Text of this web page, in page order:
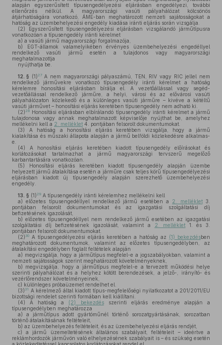
alapján egyszerűsített típusengedélyezési eljárásban engedélyezi, további
ellenőrzés nélkül. A magyarországi vasúti pályahálózat kölcsönös
átjárhatóságára vonatkozó, ÁME-ban meghatározott nemzeti sajátosságokat a
hatóság az üzembehelyezési engedély kiadása iránti eljárás során vizsgálja.
(2) Egyszerűsített típusengedélyezési eljárásban vizsgálandó járműtípusra
vonatkozóan a típusengedély iránti kérelmet
a) a vasúti jármű magyarországi forgalmazója,
b) EGT-államok valamelyikében érvényes üzembehelyezési engedéllyel
rendelkező vasúti jármű esetén a tulajdonos vagy magyarországi
meghatalmazottja
nyújthatja be.
12. § (1) 27A nem magyarországi pályaszámú, TEN, RIV vagy RIC jellel nem
rendelkező járművekre vonatkozó típusengedély iránti kérelmet a hatóság
kérelemre honosítási eljárásban bírálja el. A vezetőállással vagy segéd-
vezetőállással rendelkező járműre, a helyi, városi és az elővárosi vasúti
pályahálózaton közlekedő és a különleges vasúti járműre – kivéve a kétéltű
vasúti járművet – honosítási eljárás keretében típusengedély nem adható ki.
(2) 28 Honosítási eljárásban elbírálandó típusengedély iránti kérelmet a jármű
tulajdonosa vagy annak meghatalmazott képviselője nyújthat be, amelyhez
mellékelni kell a 2. melléklet 4. pontjában felsorolt dokumentumokat.
(3) A hatóság a honosítási eljárás keretében vizsgálja, hogy a jármű
kialakítása és műszaki állapota alapján a jármű belföldi közlekedésre alkalmas-
e.
(4) A honosítási eljárás keretében kiadott típusengedély előírásokat és
korlátozásokat tartalmazhat a jármű magyarországi tervszerű megelőző
karbantartására vonatkozóan.
(5) Honosítási eljárás keretében kiadott típusengedély alapján üzembe
helyezett jármű átalakítása esetén a járműre csak teljes körű típusengedélyezési
eljárásban kiadott új típusengedély alapján szerezhető üzembehelyezési
engedély.
13. § (1) 29 A típusengedély iránti kérelemhez mellékelni kell
a) előzetes típusengedéllyel rendelkező jármű esetében a 2. melléklet3.
pontjában felsorolt dokumentumokat és az igazgatási szolgáltatási díj
befizetésének igazolását,
b) előzetes típusengedéllyel nem rendelkező jármű esetében az igazgatási
szolgáltatási díj befizetésének igazolását, valamint a
2. melléklet 1. és 3.
pontjában felsorolt dokumentumokat.
(2) 30 A típusengedélyezési eljárás keretében a hatóság az (1) bekezdésben
meghatározott dokumentumok, valamint az előzetes típusengedélyben, az
átalakítási engedélyben foglalt feltételek alapján
a) megvizsgálja, hogy a járműtípus megfelel-e a jogszabályokban, valamint a
nemzeti sajátosságok szerint meghatározott követelményeknek,
b) megvizsgálja, hogy a járműtípus megfelel-e a tervezett működési helye
szerinti pályahálózat és a helyhez kötött berendezések, a jelző-, irányító- és
vezérlőrendszer követelményeinek,
c) különleges próbaüzemet rendelhet el.
(3) 31 A kérelmező által kiadott típus-megfelelőségi nyilatkozatot a 201/2011/EU
bizottsági rendelet szerinti formában kell kiállítani.
(4) A hatóság a (2) bekezdésszerinti eljárás eredménye alapján a
típusengedélyben meghatározza
a) a járműtípus adott gyártóműnél történő sorozatgyártásának, sorozatban
történő átalakításának feltételeit,
b) az üzembehelyezés feltételeit, és az üzembehelyezési eljárás rendjét,
c) a jármű üzemeltetésének általános szabályait, feltételeit – ideértve a
reklámhordozók járművön való elhelyezésének szabályait is – és szükség esetén